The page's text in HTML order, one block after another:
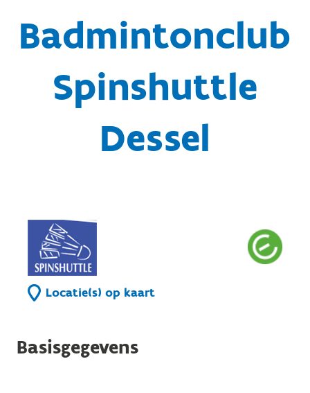
Badmintonclub
Spinshuttle
Dessel
Locatie(s) op kaart
Basisgegevens